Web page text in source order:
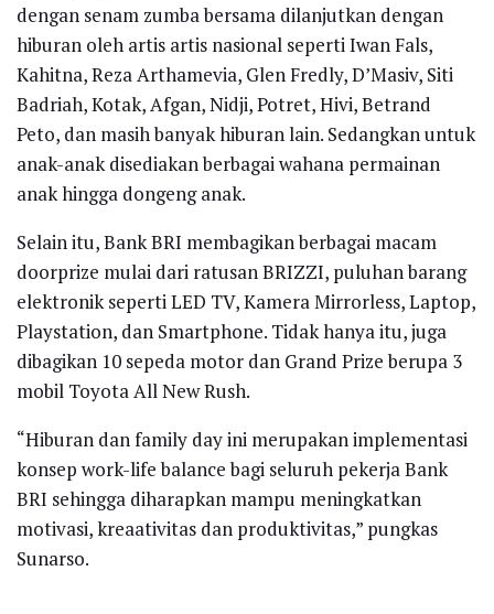
dengan senam zumba bersama dilanjutkan dengan
hiburan oleh artis artis nasional seperti Iwan Fals,
Kahitna, Reza Arthamevia, Glen Fredly, D’Masiv, Siti
Badriah, Kotak, Afgan, Nidji, Potret, Hivi, Betrand
Peto, dan masih banyak hiburan lain. Sedangkan untuk
anak-anak disediakan berbagai wahana permainan
anak hingga dongeng anak.
Selain itu, Bank BRI membagikan berbagai macam
doorprize mulai dari ratusan BRIZZI, puluhan barang
elektronik seperti LED TV, Kamera Mirrorless, Laptop,
Playstation, dan Smartphone. Tidak hanya itu, juga
dibagikan 10 sepeda motor dan Grand Prize berupa 3
mobil Toyota All New Rush.
“Hiburan dan family day ini merupakan implementasi
konsep work-life balance bagi seluruh pekerja Bank
BRI sehingga diharapkan mampu meningkatkan
motivasi, kreaativitas dan produktivitas,” pungkas
Sunarso.